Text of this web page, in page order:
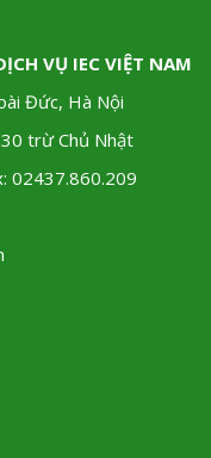
VỤ IEC VIỆT NAM
Đức, Hà Nội
trừ Chủ Nhật
02437.860.209